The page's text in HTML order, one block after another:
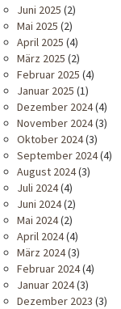
Juni 2025 (2)
Mai 2025 (2)
April 2025 (4)
März 2025 (2)
Februar 2025 (4)
Januar 2025 (1)
Dezember 2024(4)
November 2024(3)
Oktober 2024(3)
September 2024(4)
August 2024(3)
Juli 2024(4)
Juni 2024(2)
Mai 2024(2)
April 2024(4)
März 2024(3)
Februar 2024(4)
Januar 2024(3)
Dezember 2023 (3)